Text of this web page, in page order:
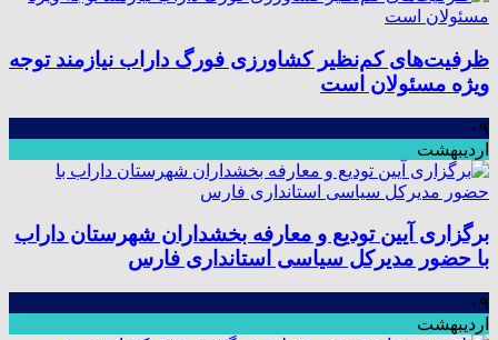
ظرفیت‌های کم‌نظیر کشاورزی فورگ داراب نیازمند توجه
ویژه مسئولان است
۰۹
اردیبهشت
برگزاری آیین تودیع و معارفه بخشداران شهرستان داراب
با حضور مدیرکل سیاسی استانداری فارس
۰۹
اردیبهشت